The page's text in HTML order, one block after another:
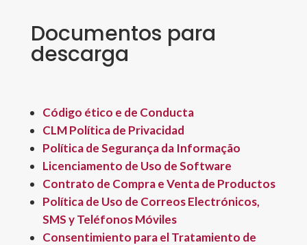
Documentos para
descarga
Código ético e de Conducta
CLM Política de Privacidad
Política de Segurança da Informação
Licenciamento de Uso de Software
Contrato de Compra e Venta de Productos
Política de Uso de Correos Electrónicos,
SMS y Teléfonos Móviles
Consentimiento para el Tratamiento de